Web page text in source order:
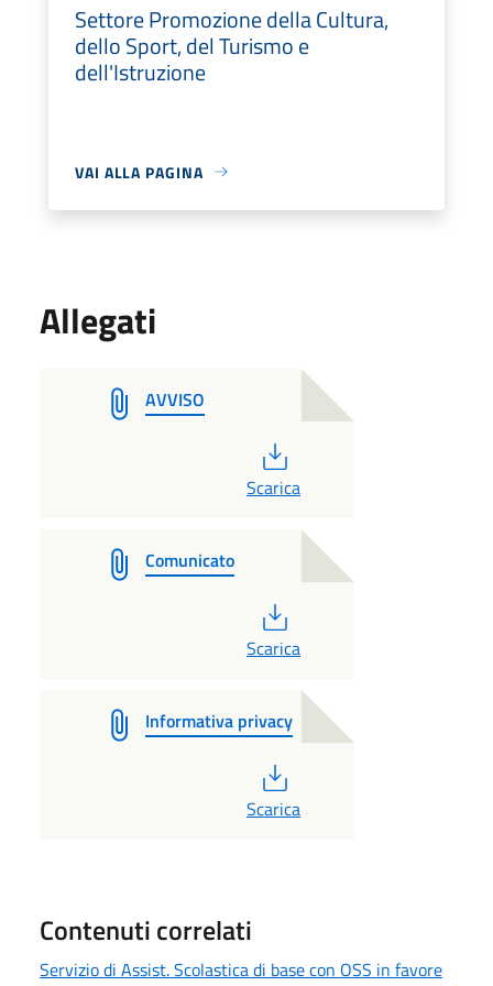
Settore Promozione della Cultura,
dello Sport, del Turismo e
dell'Istruzione
VAI ALLA PAGINA
Allegati
AVVISO
Scarica
Comunicato
Scarica
Informativa privacy
Scarica
Contenuti correlati
Servizio di Assist. Scolastica di base con OSS in favore